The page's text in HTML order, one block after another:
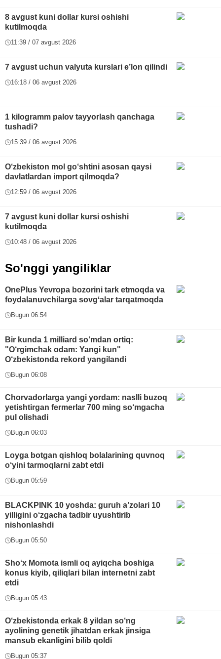
8 avgust kuni dollar kursi oshishi
kutilmoqda
11:39 / 07 avgust 2026
7 avgust uchun valyuta kurslari e’lon qilindi
16:18 / 06 avgust 2026
1 kilogramm palov tayyorlash qanchaga
tushadi?
15:39 / 06 avgust 2026
O‘zbekiston mol go‘shtini asosan qaysi
davlatlardan import qilmoqda?
12:59 / 06 avgust 2026
7 avgust kuni dollar kursi oshishi
kutilmoqda
10:48 / 06 avgust 2026
So'nggi yangiliklar
OnePlus Yevropa bozorini tark etmoqda va
foydalanuvchilarga sovgʻalar tarqatmoqda
Bugun 06:54
Bir kunda 1 milliard so‘mdan ortiq:
"O‘rgimchak odam: Yangi kun"
O‘zbekistonda rekord yangilandi
Bugun 06:08
Chorvadorlarga yangi yordam: naslli buzoq
yetishtirgan fermerlar 700 ming so‘mgacha
pul olishadi
Bugun 06:03
Loyga botgan qishloq bolalarining quvnoq
o‘yini tarmoqlarni zabt etdi
Bugun 05:59
BLACKPINK 10 yoshda: guruh a’zolari 10
yilligini o‘zgacha tadbir uyushtirib
nishonlashdi
Bugun 05:50
Sho‘x Momota ismli oq ayiqcha boshiga
konus kiyib, qiliqlari bilan internetni zabt
etdi
Bugun 05:43
O‘zbekistonda erkak 8 yildan so‘ng
ayolining genetik jihatdan erkak jinsiga
mansub ekanligini bilib qoldi
Bugun 05:37